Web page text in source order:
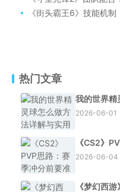
《街头霸王6》技能机
热门文章
我的世界精
2026-06-01
《CS2》
2026-06-04
《梦幻西